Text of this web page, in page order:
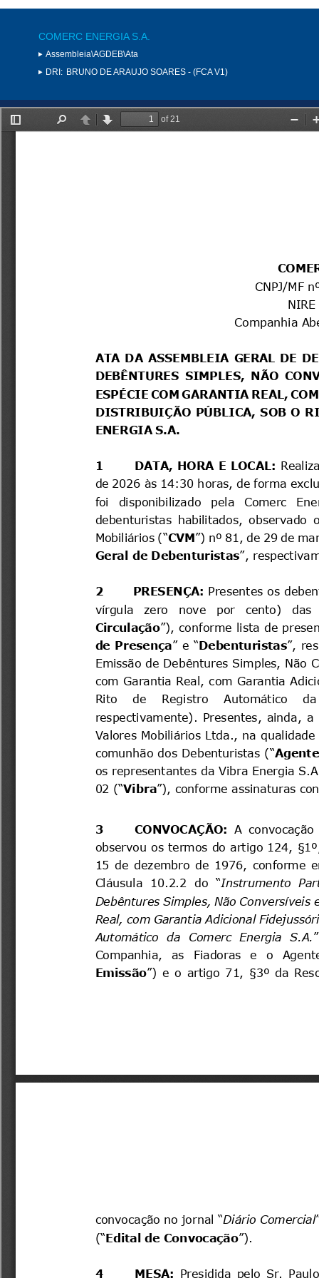
COMERC ENERGIA S.A.
Assembleia\AGDEB\Ata
DRI: BRUNO DE ARAUJO SOARES - (FCA V1)